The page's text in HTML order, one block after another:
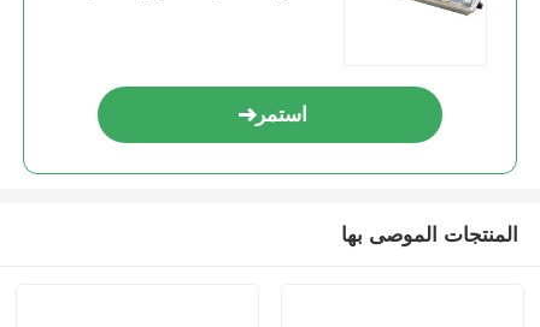
استمر
المنتجات الموصى بها